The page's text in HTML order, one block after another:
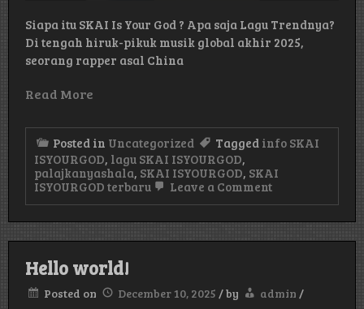
Siapa itu SKAI Is Your God ? Apa saja Lagu Trendnya?
Di tengah hiruk-pikuk musik global akhir 2025,
seorang rapper asal China
Read More
Posted in Uncategorized Tagged info SKAI
ISYOURGOD, lagu SKAI ISYOURGOD,
palajkanyashala, SKAI ISYOURGOD, SKAI
ISYOURGOD terbaru
Leave a Commenton
SKAI
ISYOURGOD
Lagu
Hello world!
Posted on December 10, 2025 /by admin /